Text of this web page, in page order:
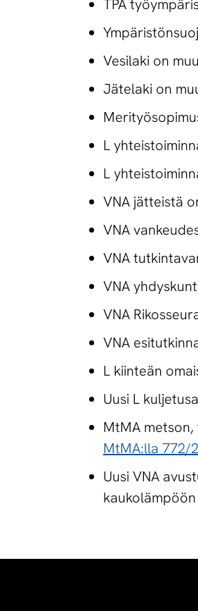
TPA
Vesilaki on
Jätelaki on
L
L
VNA jätteistä
VNA
VNA
VNA
VNA
VNA
L kiinteän
Uusi L
MtMA
MtMA:lla 772/
Uusi VNA